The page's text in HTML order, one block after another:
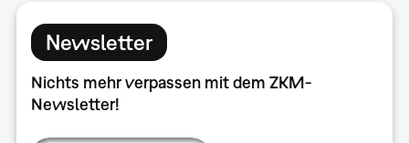
Newsletter
Nichts mehr verpassen mit dem ZKM-
Newsletter!